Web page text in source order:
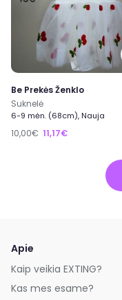
Be Prekės Ženklo
Suknelė
6-9 mėn. (68cm), Nauja
10,00€ 11,17€
Apie
Kaip veikia EXTING?
Kas mes esame?